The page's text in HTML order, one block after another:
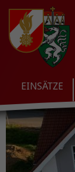
EINSÄTZE